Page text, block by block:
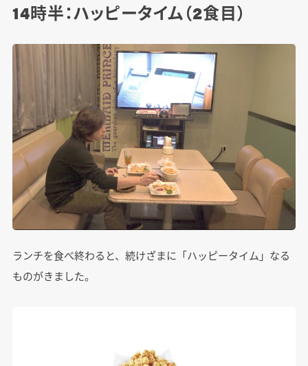
14時半：ハッピータイム（2食目）
ランチを食べ終わると、続けざまに「ハッピータイム」なる
ものがきました。